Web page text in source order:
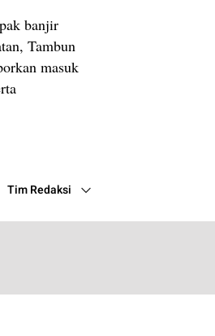
banjir
Tambun
masuk
Tim Redaksi